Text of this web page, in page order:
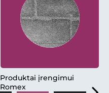
Produktai įrengimui
Romex